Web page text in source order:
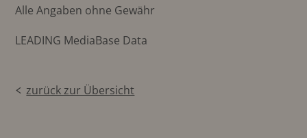
Alle Angaben ohne Gewähr
LEADING MediaBase Data
zurück zur Übersicht